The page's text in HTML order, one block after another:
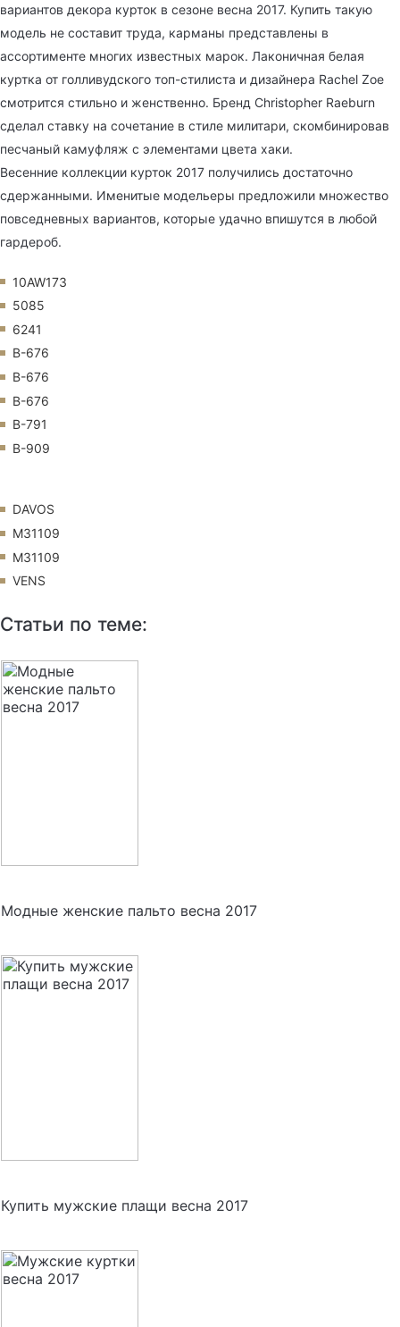
вариантов декора курток в сезоне весна 2017. Купить такую
модель не составит труда, карманы представлены в
ассортименте многих известных марок. Лаконичная белая
куртка от голливудского топ-стилиста и дизайнера Rachel Zoe
смотрится стильно и женственно. Бренд Christopher Raeburn
сделал ставку на сочетание в стиле милитари, скомбинировав
песчаный камуфляж с элементами цвета хаки.
Весенние коллекции курток 2017 получились достаточно
сдержанными. Именитые модельеры предложили множество
повседневных вариантов, которые удачно впишутся в любой
гардероб.
10AW173
5085
6241
B-676
B-676
B-676
B-791
B-909
DAVOS
M31109
M31109
VENS
Статьи по теме:
Модные женские пальто весна 2017
Купить мужские плащи весна 2017